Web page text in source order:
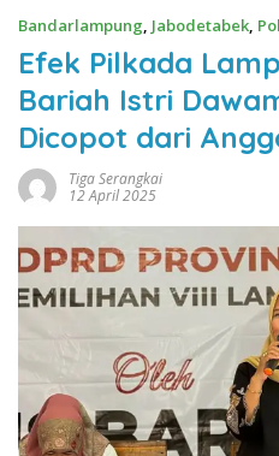
Bandarlampung, Jabodetabek,
Efek Pilkada
Bariah Istri
Dicopot dari
Tiga Serangkai
12 April 2025